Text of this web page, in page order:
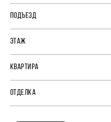
ПОДЪЕЗД
ЭТАЖ
КВАРТИРА
ОТДЕЛКА